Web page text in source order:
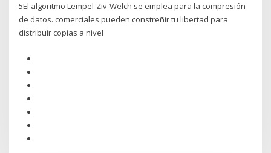
5El algoritmo Lempel-Ziv-Welch se emplea para la compresión
de datos. comerciales pueden constreñir tu libertad para
distribuir copias a nivel